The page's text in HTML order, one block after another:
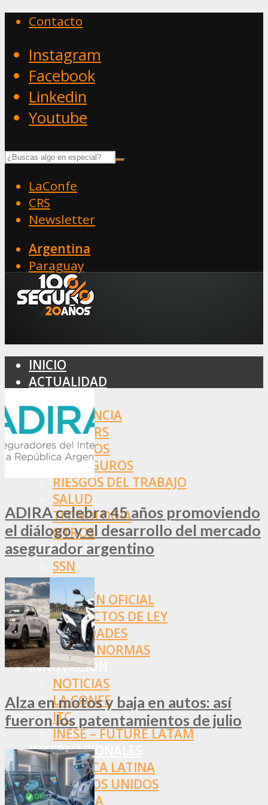
Contacto
Instagram
Facebook
Linkedin
Youtube
LaConfe
CRS
Newsletter
Argentina
Paraguay
INICIO
ACTUALIDAD
ASISTENCIA
BROKERS
SEGUROS
REASEGUROS
RIESGOS DEL TRABAJO
SALUD
TECNOLOGÍA
OTROS
NORMAS
SSN
SRT
BOLETÍN OFICIAL
PROYECTOS DE LEY
SOCIEDADES
OTRAS NORMAS
INNOVACIÓN
NOTICIAS
LA CONFE
ITC
INESE – FÜTURE LATAM
INTERNACIONALES
AMÉRICA LATINA
ESTADOS UNIDOS
EUROPA
ADIRA celebra 45 años promoviendo
el diálogo y el desarrollo del mercado
asegurador argentino
Alza en motos y baja en autos: así
fueron los patentamientos de julio